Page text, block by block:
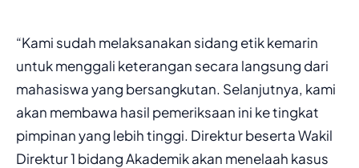
“Kami sudah melaksanakan sidang etik kemarin
untuk menggali keterangan secara langsung dari
mahasiswa yang bersangkutan. Selanjutnya, kami
akan membawa hasil pemeriksaan ini ke tingkat
pimpinan yang lebih tinggi. Direktur beserta Wakil
Direktur 1 bidang Akademik akan menelaah kasus